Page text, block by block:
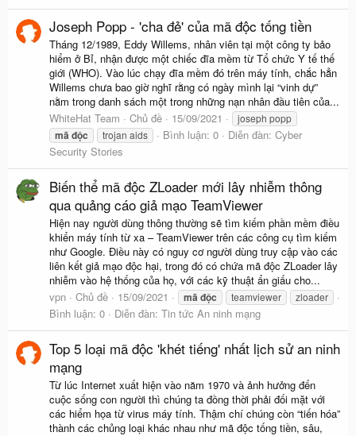
Joseph Popp - 'cha đẻ' của mã độc tống tiền
Tháng 12/1989, Eddy Willems, nhân viên tại một công ty bảo
hiểm ở Bỉ, nhận được một chiếc đĩa mềm từ Tổ chức Y tế thế
giới (WHO). Vào lúc chạy đĩa mềm đó trên máy tính, chắc hẳn
Willems chưa bao giờ nghĩ rằng có ngày mình lại “vinh dự”
nằm trong danh sách một trong những nạn nhân đầu tiên của...
WhiteHat Team
Chủ đề 15/09/2021 joseph popp
mã độc trojan aids Bình luận: 0 Diễn đàn: Cyber
Security Stories
Biến thể mã độc ZLoader mới lây nhiễm thông
qua quảng cáo giả mạo TeamViewer
Hiện nay người dùng thông thường sẽ tìm kiếm phần mềm điều
khiển máy tính từ xa – TeamViewer trên các công cụ tìm kiếm
như Google. Điều này có nguy cơ người dùng truy cập vào các
liên kết giả mạo độc hại, trong đó có chứa mã độc ZLoader lây
nhiễm vào hệ thống của họ, với các kỹ thuật ẩn giấu cho...
vpn
Chủ đề 15/09/2021 mã độc teamviewer zloader
Bình luận: 0 Diễn đàn: Tin tức An ninh mạng
Top 5 loại mã độc 'khét tiếng' nhất lịch sử an ninh
mạng
Từ lúc Internet xuất hiện vào năm 1970 và ảnh hưởng đến
cuộc sống con người thì chúng ta đồng thời phải đối mặt với
các hiểm họa từ virus máy tính. Thậm chí chúng còn “tiến hóa”
thành các chủng loại khác nhau như mã độc tống tiền, sâu,